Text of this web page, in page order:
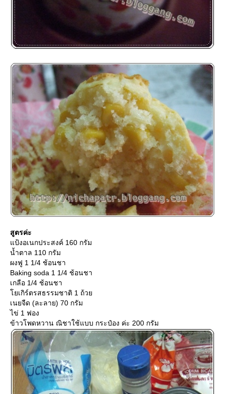
สูตรค่ะ
ป้งอเนกประสงค์ 160 กรัม
น้ำตาล 110 กรัม
ผงฟู 1 1/4 ช้อนชา
Baking soda 1 1/4 ช้อนชา
เกลือ 1/4 ช้อนชา
เกิร์ตรสธรรมชาติ 1 ถ้ว
เนยจืด (ละลาย) 70 กรัม
ไข่ 1 ฟอง
ข้าวโพดหวาน ณิชาใช้แบบ กระป๋อง ค่ะ 200 กรัม